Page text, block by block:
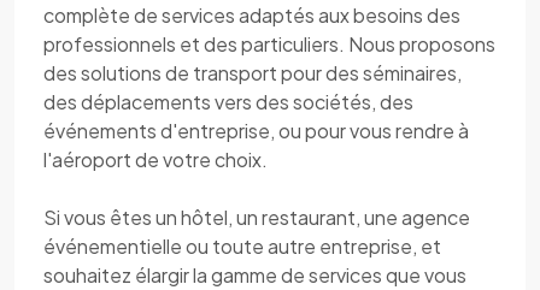
complète de services adaptés aux besoins des
professionnels et des particuliers. Nous proposons
des solutions de transport pour des séminaires,
des déplacements vers des sociétés, des
événements d'entreprise, ou pour vous rendre à
l'aéroport de votre choix.
Si vous êtes un hôtel, un restaurant, une agence
événementielle ou toute autre entreprise, et
souhaitez élargir la gamme de services que vous